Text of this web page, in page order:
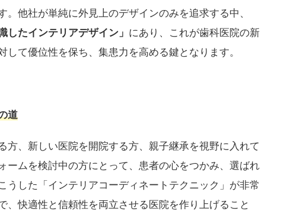
。他社が単純に外見上のデザインのみを追求する中、
したインテリアデザイン」 にあり、これが歯科医院の新
して優位性を保ち、集患力を高める鍵となります。
道
方、新しい医院を開院する方、親子継承を視野に入れて
ームを検討中の方にとって、患者の心をつかみ、選ばれ
うした「インテリアコーディネートテクニック」が非常
、快適性と信頼性を両立させる医院を作り上げること